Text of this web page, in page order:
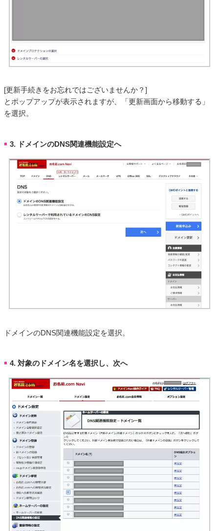
[更新手続きをお忘れではございませんか？]
とポップアップが表示されますが、「更新画面から移動する」
を選択。
■ 3. ドメインのDNS関連機能設定へ
ドメインのDNS関連機能設定を選択。
■ 4. 対象のドメイン名を選択し、次へ